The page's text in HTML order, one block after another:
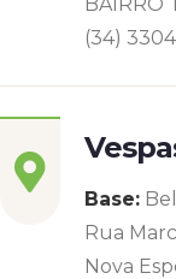
(34)
Base:
Rua
Nova